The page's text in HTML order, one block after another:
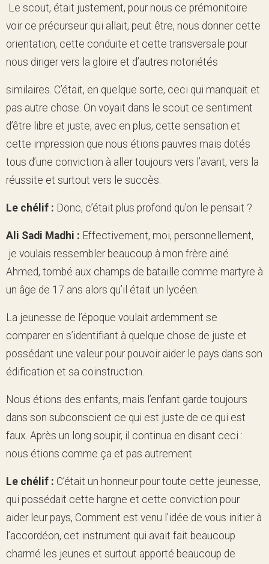
Le scout, était justement, pour nous ce prémonitoire
voir ce précurseur qui allait, peut être, nous donner cette
orientation, cette conduite et cette transversale pour
nous diriger vers la gloire et d’autres notoriétés
similaires. C’était, en quelque sorte, ceci qui manquait et
pas autre chose. On voyait dans le scout ce sentiment
d’être libre et juste, avec en plus, cette sensation et
cette impression que nous étions pauvres mais dotés
tous d’une conviction à aller toujours vers l’avant, vers la
réussite et surtout vers le succès.
Le chélif : Donc, c’était plus profond qu’on le pensait ?
Ali Sadi Madhi : Effectivement, moi, personnellement,
je voulais ressembler beaucoup à mon frère ainé
Ahmed, tombé aux champs de bataille comme martyre à
un âge de 17 ans alors qu’il était un lycéen.
La jeunesse de l’époque voulait ardemment se
comparer en s’identifiant à quelque chose de juste et
possédant une valeur pour pouvoir aider le pays dans son
édification et sa coinstruction.
Nous étions des enfants, mais l’enfant garde toujours
dans son subconscient ce qui est juste de ce qui est
faux. Après un long soupir, il continua en disant ceci :
nous étions comme ça et pas autrement.
Le chélif : C’était un honneur pour toute cette jeunesse,
qui possédait cette hargne et cette conviction pour
aider leur pays, Comment est venu l’idée de vous initier à
l’accordéon, cet instrument qui avait fait beaucoup
charmé les jeunes et surtout apporté beaucoup de